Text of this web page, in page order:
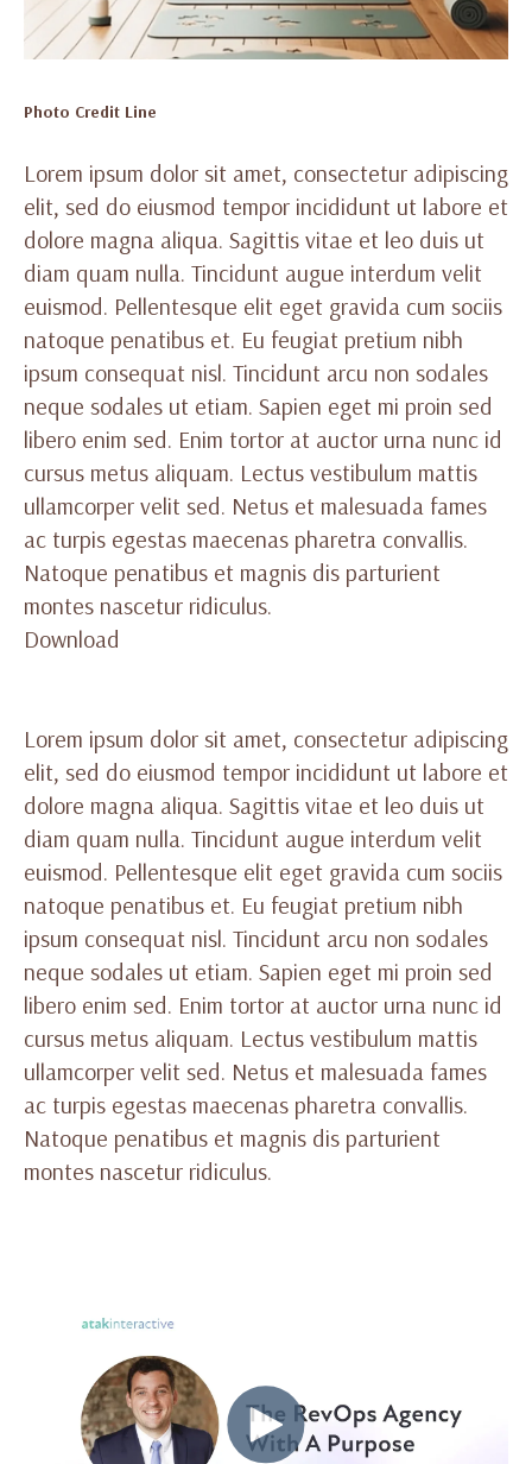
Photo Credit Line
Lorem ipsum dolor sit amet, consectetur adipiscing
elit, sed do eiusmod tempor incididunt ut labore et
dolore magna aliqua. Sagittis vitae et leo duis ut
diam quam nulla. Tincidunt augue interdum velit
euismod. Pellentesque elit eget gravida cum sociis
natoque penatibus et. Eu feugiat pretium nibh
ipsum consequat nisl. Tincidunt arcu non sodales
neque sodales ut etiam. Sapien eget mi proin sed
libero enim sed. Enim tortor at auctor urna nunc id
cursus metus aliquam. Lectus vestibulum mattis
ullamcorper velit sed. Netus et malesuada fames
ac turpis egestas maecenas pharetra convallis.
Natoque penatibus et magnis dis parturient
montes nascetur ridiculus.
Download
Lorem ipsum dolor sit amet, consectetur adipiscing
elit, sed do eiusmod tempor incididunt ut labore et
dolore magna aliqua. Sagittis vitae et leo duis ut
diam quam nulla. Tincidunt augue interdum velit
euismod. Pellentesque elit eget gravida cum sociis
natoque penatibus et. Eu feugiat pretium nibh
ipsum consequat nisl. Tincidunt arcu non sodales
neque sodales ut etiam. Sapien eget mi proin sed
libero enim sed. Enim tortor at auctor urna nunc id
cursus metus aliquam. Lectus vestibulum mattis
ullamcorper velit sed. Netus et malesuada fames
ac turpis egestas maecenas pharetra convallis.
Natoque penatibus et magnis dis parturient
montes nascetur ridiculus.